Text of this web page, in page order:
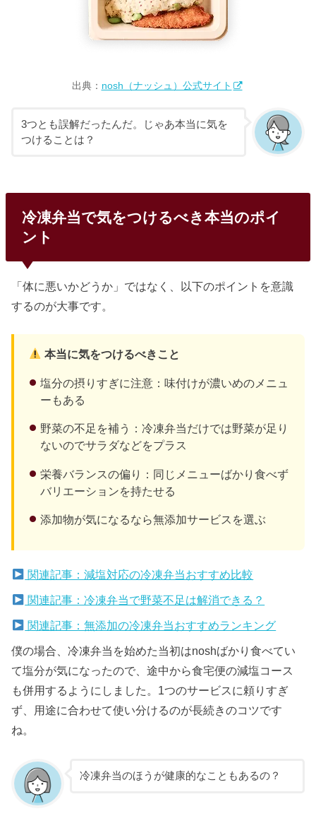
出典： nosh（ナッシュ）公式サイト
3つとも誤解だったんだ。じゃあ本当に気を
つけることは？
冷凍弁当で気をつけるべき本当のポイ
ント
「体に悪いかどうか」ではなく、以下のポイントを意識
するのが大事です。
本当に気をつけるべきこと
塩分の摂りすぎに注意：味付けが濃いめのメニュ
ーもある
野菜の不足を補う：冷凍弁当だけでは野菜が足り
ないのでサラダなどをプラス
栄養バランスの偏り：同じメニューばかり食べず
バリエーションを持たせる
添加物が気になるなら無添加サービスを選ぶ
関連記事：減塩対応の冷凍弁当おすすめ比較
関連記事：冷凍弁当で野菜不足は解消できる？
関連記事：無添加の冷凍弁当おすすめランキング
僕の場合、冷凍弁当を始めた当初はnoshばかり食べてい
て塩分が気になったので、途中から食宅便の減塩コース
も併用するようにしました。1つのサービスに頼りすぎ
ず、用途に合わせて使い分けるのが長続きのコツです
ね。
冷凍弁当のほうが健康的なこともあるの？